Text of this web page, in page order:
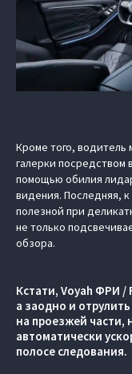
Кроме того, водитель
галерки посредством
помощью обилия
видения. Последняя, к
полезной при
не только
обзора.
Кстати, Voyah ФРИ /
а заодно и
на проезжей части,
автоматически
полосе следования.